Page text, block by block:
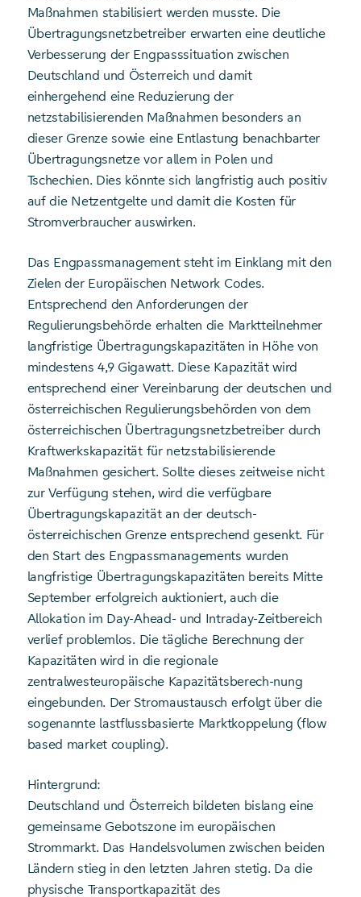
Maßnahmen stabilisiert werden musste. Die
Übertragungsnetzbetreiber erwarten eine deutliche
Verbesserung der Engpasssituation zwischen
Deutschland und Österreich und damit
einhergehend eine Reduzierung der
netzstabilisierenden Maßnahmen besonders an
dieser Grenze sowie eine Entlastung benachbarter
Übertragungsnetze vor allem in Polen und
Tschechien. Dies könnte sich langfristig auch positiv
auf die Netzentgelte und damit die Kosten für
Stromverbraucher auswirken.
Das Engpassmanagement steht im Einklang mit den
Zielen der Europäischen Network Codes.
Entsprechend den Anforderungen der
Regulierungsbehörde erhalten die Marktteilnehmer
langfristige Übertragungskapazitäten in Höhe von
mindestens 4,9 Gigawatt. Diese Kapazität wird
entsprechend einer Vereinbarung der deutschen und
österreichischen Regulierungsbehörden von dem
österreichischen Übertragungsnetzbetreiber durch
Kraftwerkskapazität für netzstabilisierende
Maßnahmen gesichert. Sollte dieses zeitweise nicht
zur Verfügung stehen, wird die verfügbare
Übertragungskapazität an der deutsch-
österreichischen Grenze entsprechend gesenkt. Für
den Start des Engpassmanagements wurden
langfristige Übertragungskapazitäten bereits Mitte
September erfolgreich auktioniert, auch die
Allokation im Day-Ahead- und Intraday-Zeitbereich
verlief problemlos. Die tägliche Berechnung der
Kapazitäten wird in die regionale
zentralwesteuropäische Kapazitätsberech-nung
eingebunden. Der Stromaustausch erfolgt über die
sogenannte lastflussbasierte Marktkoppelung (flow
based market coupling).
Hintergrund:
Deutschland und Österreich bildeten bislang eine
gemeinsame Gebotszone im europäischen
Strommarkt. Das Handelsvolumen zwischen beiden
Ländern stieg in den letzten Jahren stetig. Da die
physische Transportkapazität des